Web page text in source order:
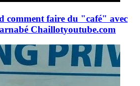
comment faire du "café" avec
Chaillotyoutube.com